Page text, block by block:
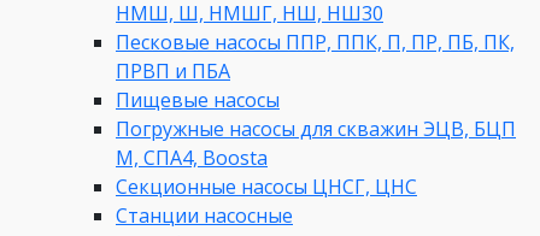
НМШ, Ш, НМШГ, НШ, НШ30
Песковые насосы ППР, ППК, П, ПР, ПБ, ПК,
ПРВП и ПБА
Пищевые насосы
Погружные насосы для скважин ЭЦВ, БЦП
М, СПА4, Boosta
Секционные насосы ЦНСГ, ЦНС
Станции насосные